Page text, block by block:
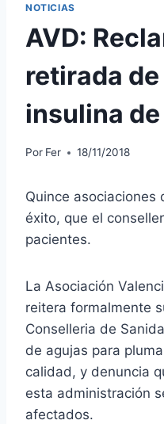
NOTICIAS
AVD:
retirada
insulina
Por Fer 18/11/2018
Quince
éxito, que el
pacientes.
La Asociación
reitera formalmente
Conselleria de
de agujas para
calidad, y denuncia
esta administración
afectados.